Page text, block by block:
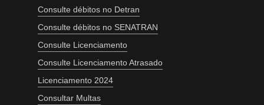
Consulte débitos no Detran
Consulte débitos no SENATRAN
Consulte Licenciamento
Consulte Licenciamento Atrasado
Licenciamento 2024
Consultar Multas